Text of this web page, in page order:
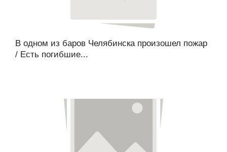
В одном из баров Челябинска произошел пожар
/ Есть погибшие...